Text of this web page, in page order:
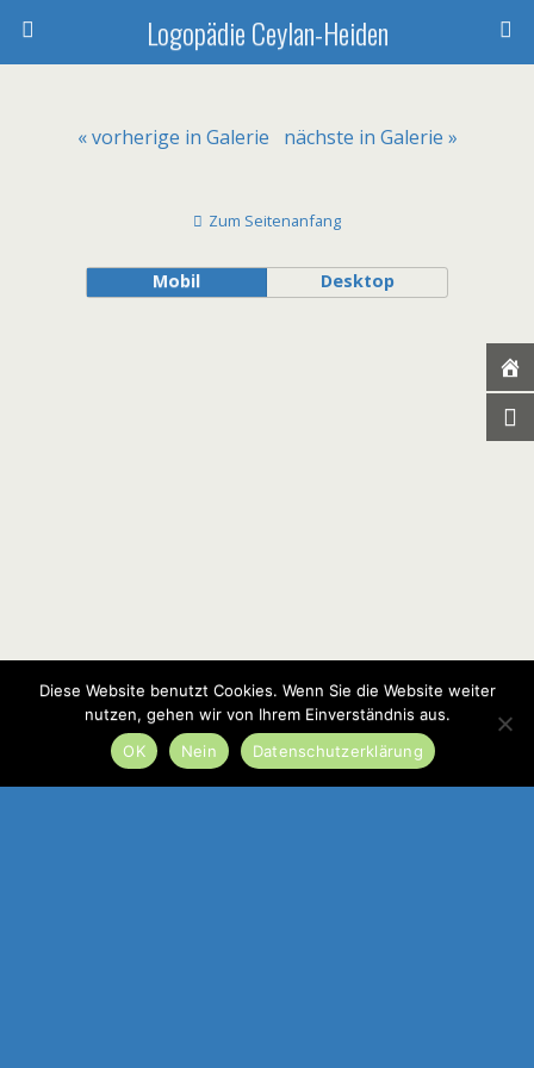
Logopädie Ceylan-Heiden
« vorherige in Galerie nächste in Galerie »
Zum Seitenanfang
Mobil Desktop
Diese Website benutzt Cookies. Wenn Sie die Website weiter
nutzen, gehen wir von Ihrem Einverständnis aus.
OK
Nein Datenschutzerklärung